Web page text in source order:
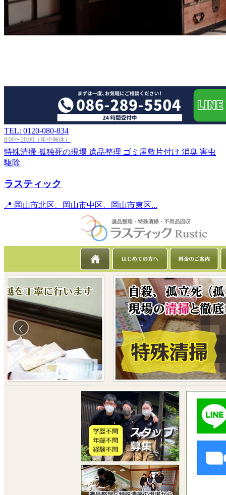
TEL: 0120-080-834
8:00〜20:00（年中無休）
特殊清掃 孤独死の現場 遺品整理 ゴミ屋敷片付け 消臭 害虫
駆除
ラスティック
📍 岡山市北区、岡山市中区、岡山市東区...